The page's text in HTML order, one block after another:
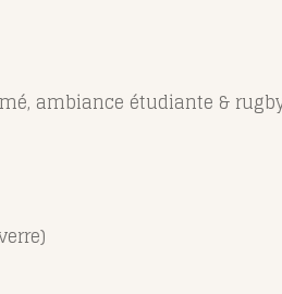
ambiance étudiante &